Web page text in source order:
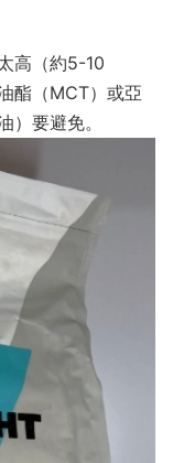
高（約5-10
酯（MCT）或亞
）要避免。